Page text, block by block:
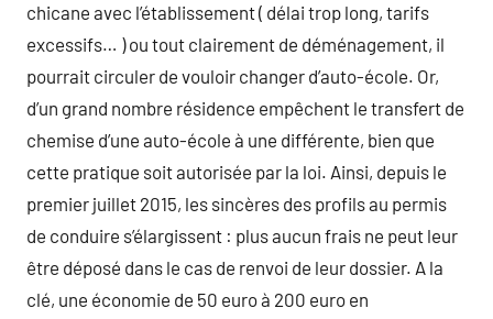
chicane avec l’établissement ( délai trop long, tarifs
excessifs… ) ou tout clairement de déménagement, il
pourrait circuler de vouloir changer d’auto-école. Or,
d’un grand nombre résidence empêchent le transfert de
chemise d’une auto-école à une différente, bien que
cette pratique soit autorisée par la loi. Ainsi, depuis le
premier juillet 2015, les sincères des profils au permis
de conduire s’élargissent : plus aucun frais ne peut leur
être déposé dans le cas de renvoi de leur dossier. A la
clé, une économie de 50 euro à 200 euro en